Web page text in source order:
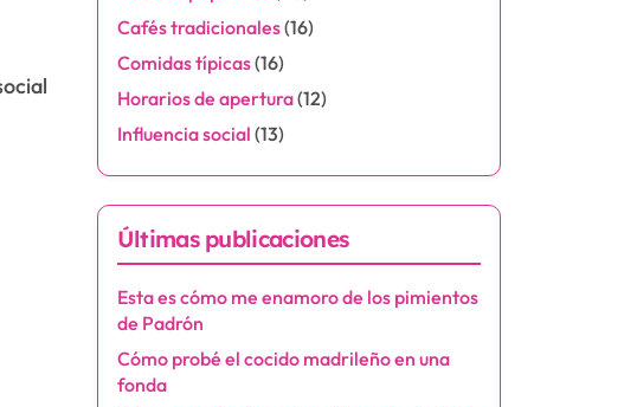
Cafés tradicionales(16)
Comidas típicas(16)
Horarios de apertura(12)
Influencia social (13)
Últimas publicaciones
Esta es cómo me enamoro de los pimientos
de Padrón
Cómo probé el cocido madrileño en una
fonda